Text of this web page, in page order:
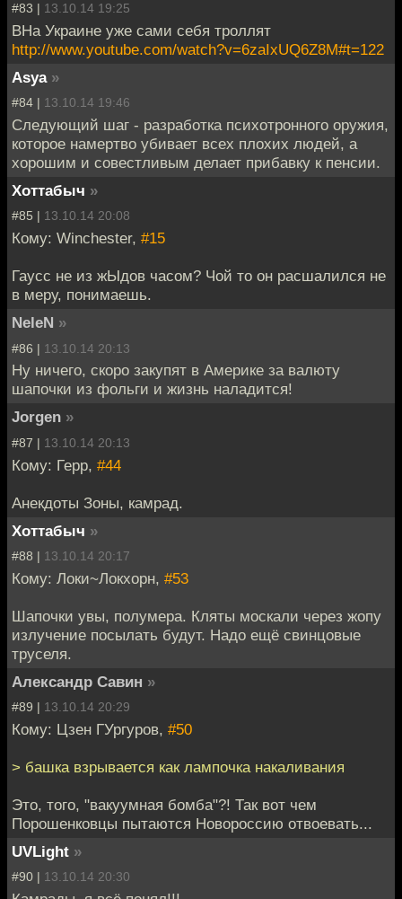
#83 | 13.10.14 19:25
ВНа Украине уже сами себя троллят
http://www.youtube.com/watch?v=6zaIxUQ6Z8M#t=122
Asya »
#84 | 13.10.14 19:46
Следующий шаг - разработка психотронного оружия,
которое намертво убивает всех плохих людей, а
хорошим и совестливым делает прибавку к пенсии.
Хоттабыч »
#85 | 13.10.14 20:08
Кому: Winchester, #15
Гаусс не из жЫдов часом? Чой то он расшалился не
в меру, понимаешь.
NeleN »
#86 | 13.10.14 20:13
Ну ничего, скоро закупят в Америке за валюту
шапочки из фольги и жизнь наладится!
Jorgen »
#87 | 13.10.14 20:13
Кому: Герр, #44
Анекдоты Зоны, камрад.
Хоттабыч »
#88 | 13.10.14 20:17
Кому: Локи~Локхорн, #53
Шапочки увы, полумера. Кляты москали через жопу
излучение посылать будут. Надо ещё свинцовые
труселя.
Александр Савин »
#89 | 13.10.14 20:29
Кому: Цзен ГУргуров, #50
> башка взрывается как лампочка накаливания
Это, того, "вакуумная бомба"?! Так вот чем
Порошенковцы пытаются Новороссию отвоевать...
UVLight »
#90 | 13.10.14 20:30